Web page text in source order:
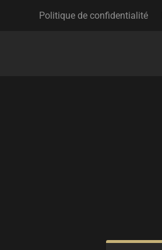
Politique de confidentialité